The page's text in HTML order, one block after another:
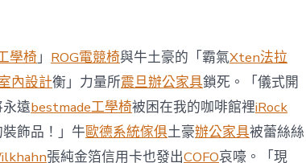
月
前
去
馬
國
與
柔
學椅」 ROG電競椅與牛土豪的「霸氣Xten法拉
內設計衡」力量所震旦辦公家具鎖死。「儀式開
遠bestmade工學椅被困在我的咖啡館裡iRock
飾品！」牛歐德系統傢俱土豪辦公家具被蕾絲絲
張純金箔信用卡也發出COFO哀嚎。「現